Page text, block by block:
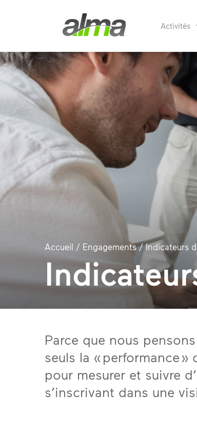
Activités
Accueil / Engagements/Indicateurs
Parce que nous
seuls la « performance
pour mesurer et suivre
s’inscrivant dans une